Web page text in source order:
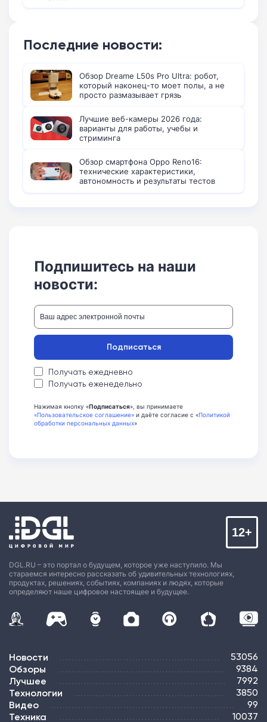
Последние новости:
Обзор Dreame L50s Pro Ultra: робот,
который наконец-то моет полы, а не
просто размазывает грязь
Лучшие веб-камеры 2026 года:
варианты для работы, учебы и
стриминга
Обзор смартфона Oppo Reno16:
технические характеристики,
автономность и результаты тестов
Подпишитесь на наши
новости:
Получать ежедневно
Получать еженедельно
Подписаться
Нажимая кнопку «Подписаться», вы принимаете
«Пользовательское соглашение» и даёте согласие с «Политикой
обработки персональных данных»
DGL.RU – это портал о будущем, которое уже наступило. Мы
стараемся интересно рассказать об удивительных технологиях,
продуктах, решениях, событиях, компаниях и людях, которые
определяют наше цифровое настоящее и будущее.
12+
Новости 53056
Обзоры 9384
Лучшее 7992
Технологии 3850
Видео 99
Техника 10037